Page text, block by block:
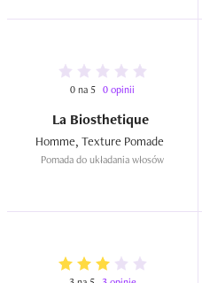
0 na 5 0 opinii
La Biosthetique
Pomada do układania włosów